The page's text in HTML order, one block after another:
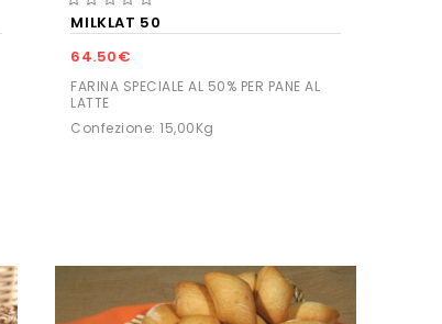
MILKLAT 50
64.50€
FARINA SPECIALE AL 50% PER PANE AL
LATTE
Confezione: 15,00Kg